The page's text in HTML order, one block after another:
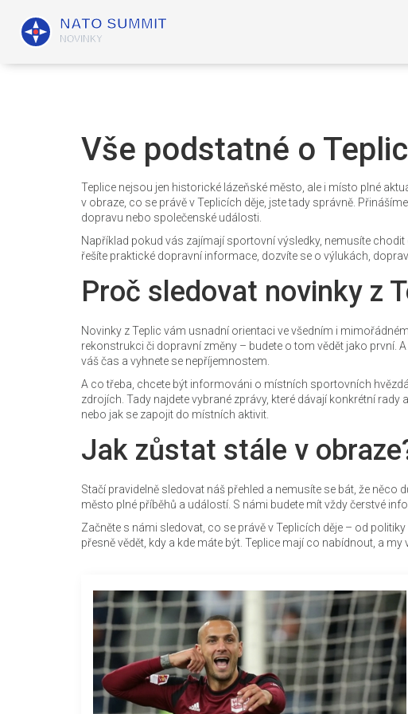
Vše podstatné o
Teplice nejsou jen historické lázeňské město, ale i místo plné
v obraze, co se právě v Teplicích děje, jste tady správně.
dopravu nebo společenské události.
Například pokud vás zajímají sportovní výsledky, nemusíte
řešíte praktické dopravní informace, dozvíte se o výlukách,
Proč sledovat novinky z
Novinky z Teplic vám usnadní orientaci ve všedním i
rekonstrukci či dopravní změny – budete o tom vědět jako první.
váš čas a vyhnete se nepříjemnostem.
A co třeba, chcete být informováni o místních sportovních
zdrojích. Tady najdete vybrané zprávy, které dávají konkrétní
nebo jak se zapojit do místních aktivit.
Jak zůstat stále v
Stačí pravidelně sledovat náš přehled a nemusíte se bát, že
město plné příběhů a událostí. S námi budete mít vždy čerstvé
Začněte s námi sledovat, co se právě v Teplicích děje – od
přesně vědět, kdy a kde máte být. Teplice mají co nabídnout, a